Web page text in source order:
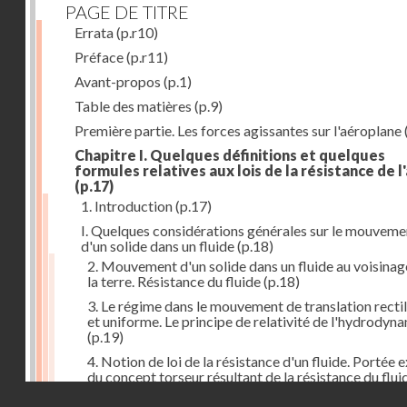
PAGE DE TITRE
Errata(p.r10)
Préface(p.r11)
Avant-propos (p.1)
Table des matières (p.9)
Première partie. Les forces agissantes sur l'aéroplane
Chapitre I. Quelques définitions et quelques
formules relatives aux lois de la résistance de
(p.17)
1. Introduction(p.17)
I. Quelques considérations générales sur le
d'un solide dans un fluide(p.18)
2. Mouvement d'un solide dans un fluide au
la terre. Résistance du fluide(p.18)
3. Le régime dans le mouvement de translation
et uniforme. Le principe de relativité de
(p.19)
4. Notion de loi de la résistance d'un fluide. Portée
du concept torseur résultant de la résistance du